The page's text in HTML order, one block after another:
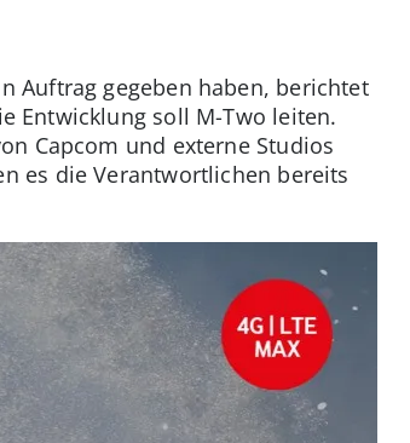
Auftrag gegeben haben, berichtet
Entwicklung soll M-Two leiten.
Capcom und externe Studios
es die Verantwortlichen bereits